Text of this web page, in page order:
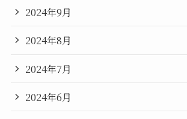
2024年9月
2024年8月
2024年7月
2024年6月